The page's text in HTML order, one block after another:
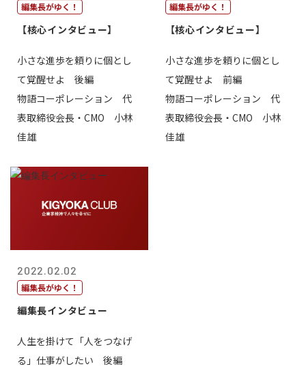
編集長がゆく！
【核心インタビュー】
小さな進歩を頼りに個とし
て覚醒せよ 後編
物語コーポレーション 代
表取締役会長・CMO 小林
佳雄
編集長がゆく！
【核心インタビュー】
小さな進歩を頼りに個とし
て覚醒せよ 前編
物語コーポレーション 代
表取締役会長・CMO 小林
佳雄
2022.02.02
編集長がゆく！
編集長インタビュー
人生を掛けて「人をつなげ
る」仕事がしたい 後編